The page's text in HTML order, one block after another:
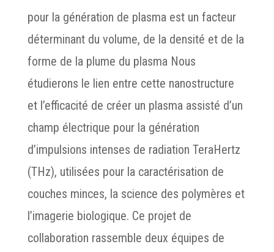
pour la génération de plasma est un facteur
déterminant du volume, de la densité et de la
forme de la plume du plasma Nous
étudierons le lien entre cette nanostructure
et l’efficacité de créer un plasma assisté d’un
champ électrique pour la génération
d’impulsions intenses de radiation TeraHertz
(THz), utilisées pour la caractérisation de
couches minces, la science des polymères et
l’imagerie biologique. Ce projet de
collaboration rassemble deux équipes de